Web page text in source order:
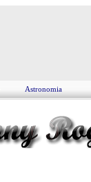
Astronomia